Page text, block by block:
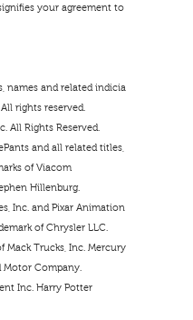
your agreement to
names and related indicia
rights reserved.
All Rights Reserved.
and all related titles,
of Viacom
Hillenburg.
Inc. and Pixar Animation
of Chrysler LLC.
Mack Trucks, Inc. Mercury
Motor Company.
Inc. Harry Potter